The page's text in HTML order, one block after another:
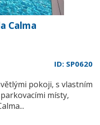
Calma
ID: SP0620
pokoji, s vlastním
místy,